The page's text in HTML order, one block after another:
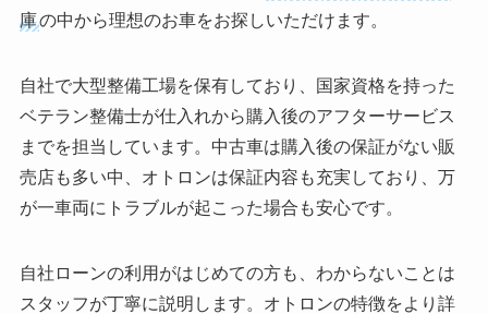
庫の中から理想のお車をお探しいただけます。
自社で大型整備工場を保有しており、国家資格を持った
ベテラン整備士が仕入れから購入後のアフターサービス
までを担当しています。中古車は購入後の保証がない販
売店も多い中、オトロンは保証内容も充実しており、万
が一車両にトラブルが起こった場合も安心です。
自社ローンの利用がはじめての方も、わからないことは
スタッフが丁寧に説明します。オトロンの特徴をより詳